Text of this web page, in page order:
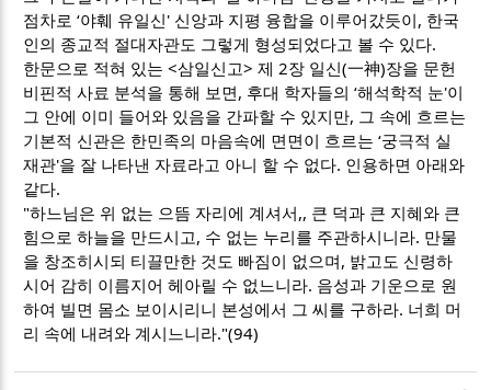
점차로 ‘야훼 유일신' 신앙과 지평 융합을 이루어갔듯이, 한국
인의 종교적 절대자관도 그렇게 형성되었다고 볼 수 있다.
한문으로 적혀 있는 <삼일신고> 제 2장 일신(一神)장을 문헌
비핀적 사료 분석을 통해 보면, 후대 학자들의 ‘해석학적 눈'이
그 안에 이미 들어와 있음을 간파할 수 있지만, 그 속에 흐르는
기본적 신관은 한민족의 마음속에 면면이 흐르는 ‘궁극적 실
재관'을 잘 나타낸 자료라고 아니 할 수 없다. 인용하면 아래와
같다.
"하느님은 위 없는 으뜸 자리에 계셔서,, 큰 덕과 큰 지혜와 큰
힘으로 하늘을 만드시고, 수 없는 누리를 주관하시니라. 만물
을 창조히시되 티끌만한 것도 빠짐이 없으며, 밝고도 신령하
시어 감히 이름지어 헤아릴 수 없느니라. 음성과 기운으로 원
하여 빌면 몸소 보이시리니 본성에서 그 씨를 구하라. 너희 머
리 속에 내려와 계시느니라."(94)